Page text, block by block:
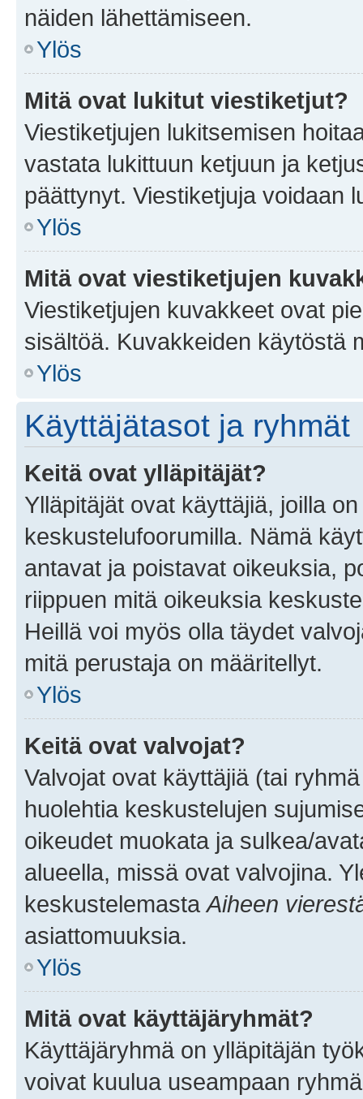
näiden lähettämiseen.
Ylös
Mitä ovat lukitut viestiketjut?
Viestiketjujen lukitsemisen
vastata lukittuun ketjuun ja
päättynyt. Viestiketjuja voidaan
Ylös
Mitä ovat viestiketjujen
Viestiketjujen kuvakkeet ovat
sisältöä. Kuvakkeiden käytöstä
Ylös
Käyttäjätasot ja ryhmät
Keitä ovat ylläpitäjät?
Ylläpitäjät ovat käyttäjiä, joilla
keskustelufoorumilla. Nämä
antavat ja poistavat oikeuksia,
riippuen mitä oikeuksia
Heillä voi myös olla täydet
mitä perustaja on määritellyt.
Ylös
Keitä ovat valvojat?
Valvojat ovat käyttäjiä (tai
huolehtia keskustelujen
oikeudet muokata ja sulkea/
alueella, missä ovat valvojina.
keskustelemasta Aiheen
asiattomuuksia.
Ylös
Mitä ovat käyttäjäryhmät?
Käyttäjäryhmä on ylläpitäjän
voivat kuulua useampaan